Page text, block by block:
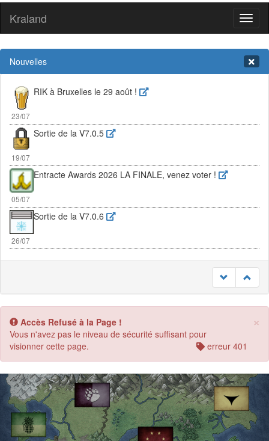
Kraland
Nouvelles
23/07
RIK à Bruxelles le 29 août !
19/07
05/07
Entracte Awards 2026 LA FINALE, venez voter !
26/07
23/07
RIK à Bruxelles le 29 août !
×
Accès Refusé à la Page !
Vous n'avez pas le niveau de sécurité suffisant pour
visionner cette page.
erreur 401
Previous